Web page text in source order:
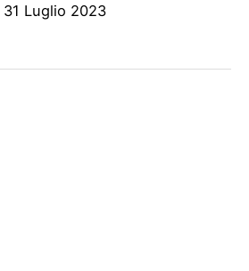
31 Luglio 2023